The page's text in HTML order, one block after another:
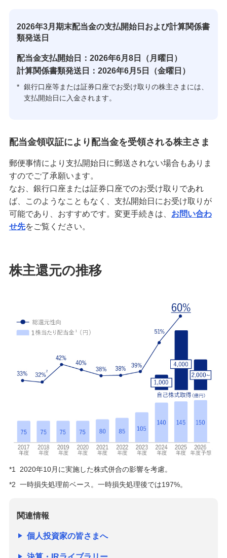
2026年3月期末配当金の支払開始日および計算関係書
類発送日
配当金支払開始日：2026年6月8日（月曜日）
計算関係書類発送日：2026年6月5日（金曜日）
* 銀行口座等または証券口座でお受け取りの株主さまには、
支払開始日に入金されます。
配当金領収証により配当金を受領される株主さま
郵便事情により支払開始日に郵送されない場合もありま
すのでご了承願います。
なお、銀行口座または証券口座でのお受け取りであれ
ば、このようなこともなく、支払開始日にお受け取りが
可能であり、おすすめです。変更手続きは、 お問い合わ
せ先をご覧ください。
株主還元の推移
*1
2020年10月に実施した株式併合の影響を考慮。
*2 一時損失処理前ベース。一時損失処理後では197%。
関連情報
個人投資家の皆さまへ